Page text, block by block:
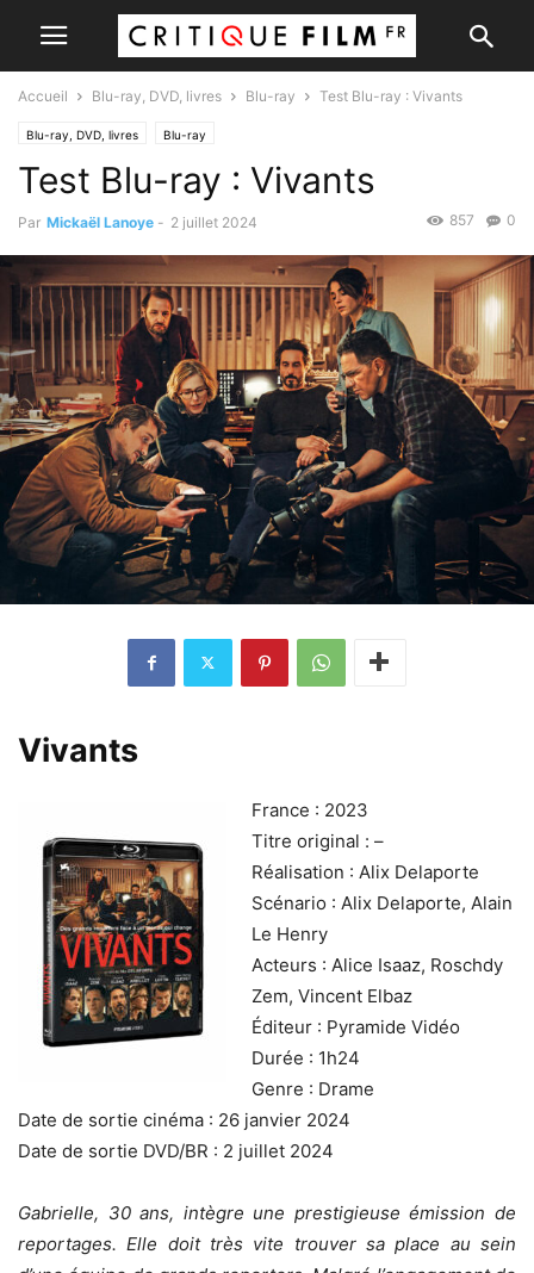
Accueil Blu-ray, DVD, livres Blu-ray Test Blu-ray : Vivants
Blu-ray, DVD, livres Blu-ray
Test Blu-ray : Vivants
Par Mickaël Lanoye - 2 juillet 2024 0
857
Vivants
France : 2023
Titre original : –
Réalisation : Alix Delaporte
Scénario : Alix Delaporte, Alain
Le Henry
Acteurs : Alice Isaaz, Roschdy
Zem, Vincent Elbaz
Éditeur : Pyramide Vidéo
Durée : 1h24
Genre : Drame
Date de sortie cinéma : 26 janvier 2024
Date de sortie DVD/BR : 2 juillet 2024
Gabrielle, 30 ans, intègre une prestigieuse émission de
reportages. Elle doit très vite trouver sa place au sein